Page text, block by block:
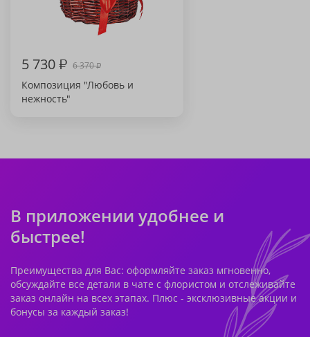
5 730₽ 6 370₽
Композиция "Любовь и
нежность"
В приложении удобнее и
быстрее!
Преимущества для Вас: оформляйте заказ мгновенно,
обсуждайте все детали в чате с флористом и отслеживайте
заказ онлайн на всех этапах. Плюс - эксклюзивные акции и
бонусы за каждый заказ!